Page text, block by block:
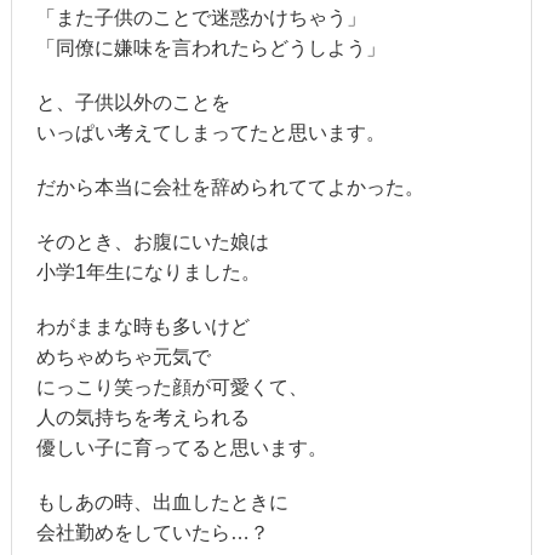
「また子供のことで迷惑かけちゃう」
「同僚に嫌味を言われたらどうしよう」
と、子供以外のことを
いっぱい考えてしまってたと思います。
だから本当に会社を辞められててよかった。
そのとき、お腹にいた娘は
小学1年生になりました。
わがままな時も多いけど
めちゃめちゃ元気で
にっこり笑った顔が可愛くて、
人の気持ちを考えられる
優しい子に育ってると思います。
もしあの時、出血したときに
会社勤めをしていたら…？